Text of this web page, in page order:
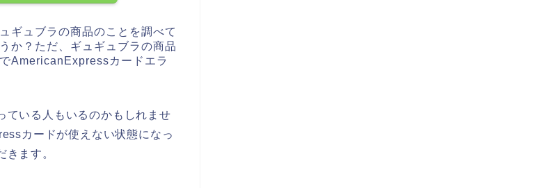
ギュブラの商品のことを調べて
か？ただ、ギュギュブラの商品
AmericanExpressカードエラ
ている人もいるのかもしれませ
カードが使えない状態になっ
ます。